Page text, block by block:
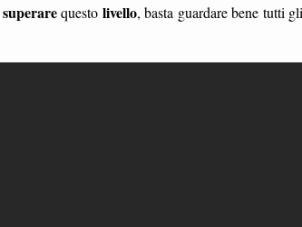
superarequesto livello, basta guardare bene tutti gli